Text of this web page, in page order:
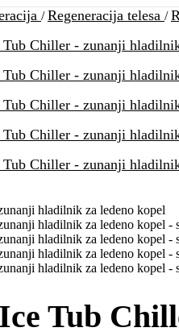
/ Regeneracija telesa /
Tub